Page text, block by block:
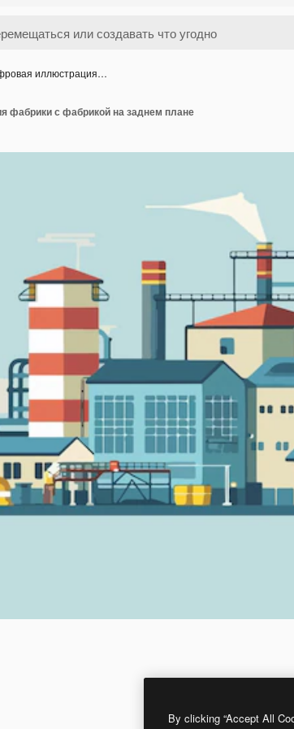
иллюстрация…
фабрики с фабрикой на заднем плане
By clicking “Accept All